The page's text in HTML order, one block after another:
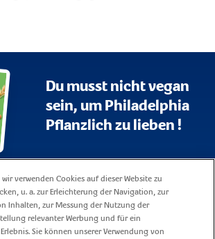
Du musst nicht vegan
sein, um Philadelphia
Pflanzlich zu lieben !
Datenschutzerklärung
Nutzungsbedingungen
Kontakt
verwenden Cookies auf dieser Website zu
u. a. zur Erleichterung der Navigation, zur
Inhalten, zur Messung der Nutzung der
relevanter Werbung und für ein
Sie können unserer Verwendung von